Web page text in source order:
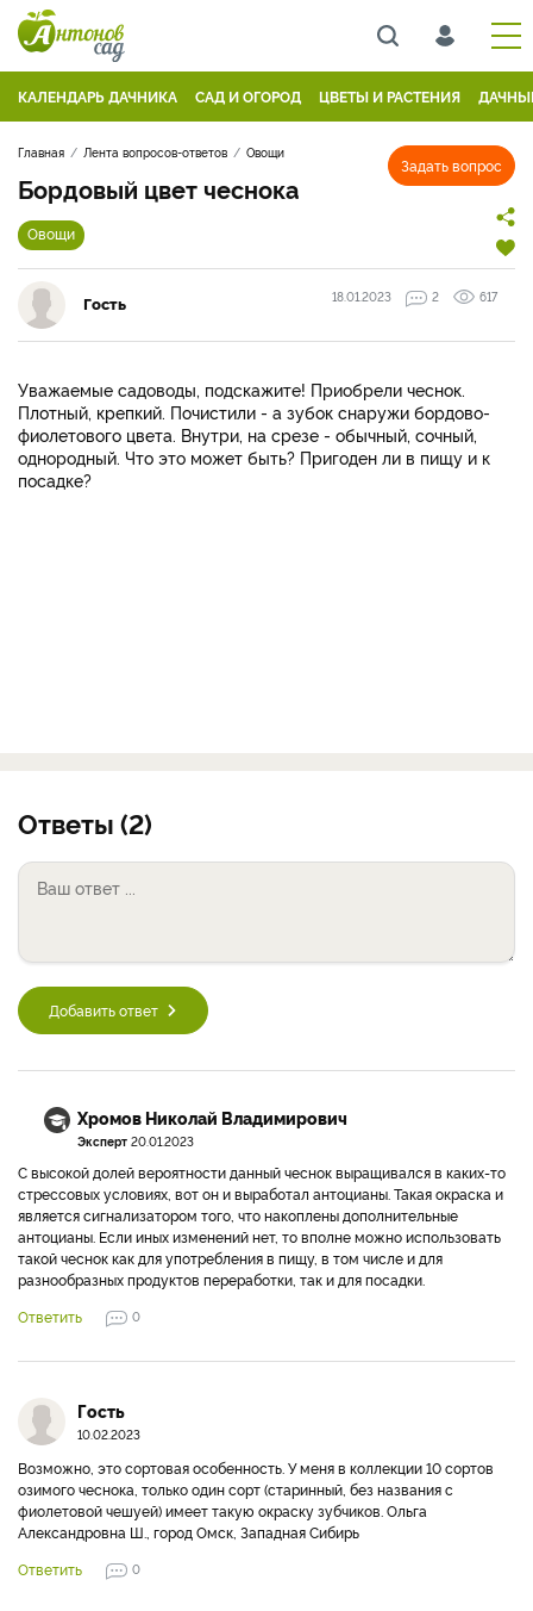
КАЛЕНДАРЬ ДАЧНИКА САД И ОГОРОД ЦВЕТЫ И РАСТЕНИЯ
Задать вопрос
Главная Лента вопросов-ответов Овощи
Бордовый цвет чеснока
Овощи
Гость 18.01.2023 2 617
Уважаемые садоводы, подскажите! Приобрели чеснок.
Плотный, крепкий. Почистили - а зубок снаружи бордово-
фиолетового цвета. Внутри, на срезе - обычный, сочный,
однородный. Что это может быть? Пригоден ли в пищу и к
посадке?
Ответы (2)
Добавить ответ
Хромов Николай Владимирович
Эксперт 20.01.2023
С высокой долей вероятности данный чеснок выращивался в каких-то
стрессовых условиях, вот он и выработал антоцианы. Такая окраска и
является сигнализатором того, что накоплены дополнительные
антоцианы. Если иных изменений нет, то вполне можно использовать
такой чеснок как для употребления в пищу, в том числе и для
разнообразных продуктов переработки, так и для посадки.
Ответить
0
Гость
10.02.2023
Возможно, это сортовая особенность. У меня в коллекции 10 сортов
озимого чеснока, только один сорт (старинный, без названия с
фиолетовой чешуей) имеет такую окраску зубчиков. Ольга
Александровна Ш., город Омск, Западная Сибирь
Ответить
0